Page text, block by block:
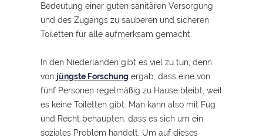
Bedeutung einer guten sanitären Versorgung
und des Zugangs zu sauberen und sicheren
Toiletten für alle aufmerksam gemacht.
In den Niederlanden gibt es viel zu tun, denn
von jüngste Forschung ergab, dass eine von
fünf Personen regelmäßig zu Hause bleibt, weil
es keine Toiletten gibt. Man kann also mit Fug
und Recht behaupten, dass es sich um ein
soziales Problem handelt. Um auf dieses